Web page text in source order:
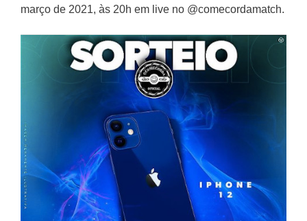
março de 2021, às 20h em live no @comecordamatch.